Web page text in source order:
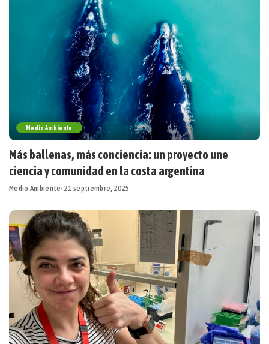
Medio Ambiente
Más ballenas, más conciencia: un proyecto une
ciencia y comunidad en la costa argentina
Medio Ambiente 21 septiembre, 2025